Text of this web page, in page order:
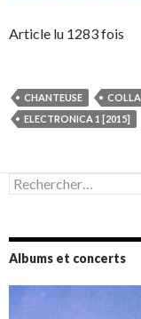
Article lu 1283 fois
CHANTEUSE
ELECTRONICA 1 [2015]
Rechercher :
Albums et concerts